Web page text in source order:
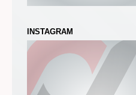
INSTAGRAM